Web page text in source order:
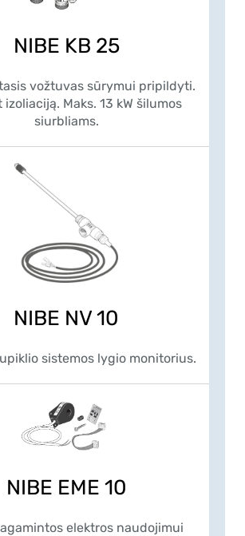
NIBE KB 25
vožtuvas sūrymui pripildyti.
Maks. 13 kW šilumos
siurbliams.
NIBE NV 10
sistemos lygio monitorius.
NIBE EME 10
elektros naudojimui